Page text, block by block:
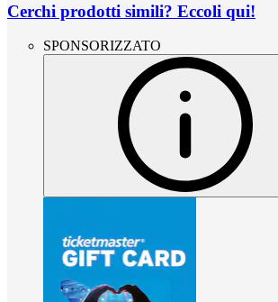
Cerchi prodotti simili? Eccoli qui!
SPONSORIZZATO